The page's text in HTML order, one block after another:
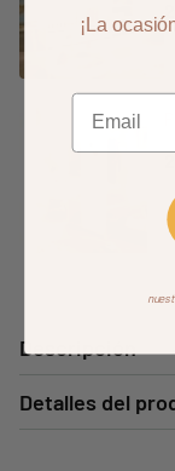
Descripción
Detalles del
¡La